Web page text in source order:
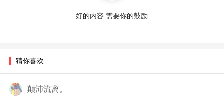
好的内容 需要你的鼓励
猜你喜欢
颠沛流离。